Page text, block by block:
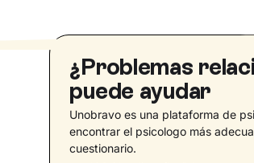
¿Problemas
puede ayudar
Unobravo es una plataforma de
encontrar el psicologo más
cuestionario.